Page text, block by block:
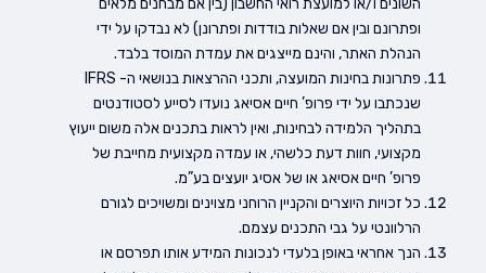
השונים ו/או למועצת רואי החשבון (בין אם מבחנים מלאים
ופתרונם ובין אם שאלות בודדות ופתרונן) לא נבדקו על ידי
הנהלת האתר, והינם מייצגים את עמדת המוסד בלבד.
פתרונות בחינות המועצה, ותכני ההרצאות בנושאי ה- IFRS
שנכתבו על ידי פרופ’ חיים אסיאג נועדו לסייע לסטודנטים
בתהליך הלמידה לבחינות, ואין לראות בתכנים אלה משום ייעוץ
מקצועי, חוות דעת כלשהי, או עמדה מקצועית מחייבת של
פרופ’ חיים אסיאג או של אסיג יועצים בע”מ.
כל זכויות היוצרים והקניין הרוחני מצוינים ומשויכים לגורם
הרלוונטי על גבי התכנים עצמם.
הנך אחראי באופן בלעדי לנכונות המידע אותו תפרסם או